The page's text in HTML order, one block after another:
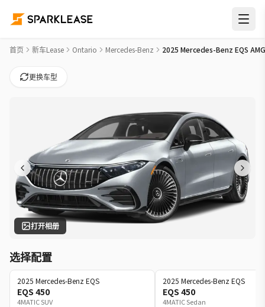
2025 Mercedes-Benz EQS AMG EQS Car Lease Deals in 伦敦
首页 新车Lease Ontario Mercedes-Benz 2025 Mercedes-Benz EQS
更换车型
打开相册
选择配置
2025 Mercedes-Benz EQS
EQS 450
4MATIC SUV
2025 Mercedes-Benz EQS
EQS 450
4MATIC Sedan